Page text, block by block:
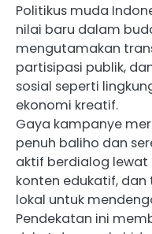
Politikus muda
nilai baru dalam
mengutamakan
partisipasi publik,
sosial seperti
ekonomi kreatif.
Gaya kampanye
penuh baliho dan
aktif berdialog
konten edukatif, dan
lokal untuk
Pendekatan ini